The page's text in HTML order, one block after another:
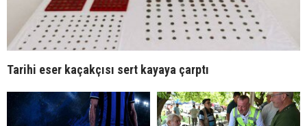
Tarihi eser kaçakçısı sert kayaya çarptı